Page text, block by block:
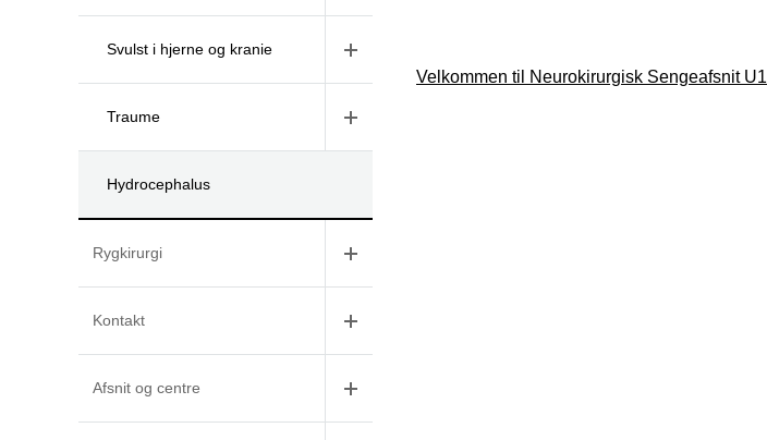
Svulst i hjerne og kranie
Traume
Hydrocephalus
Rygkirurgi
Kontakt
Afsnit og centre
Velkommen til Neurokirurgisk Sengeafsnit U1